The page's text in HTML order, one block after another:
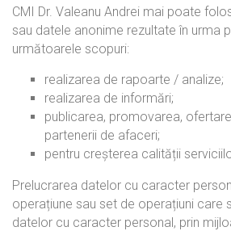
CMI Dr. Valeanu Andrei mai poate
sau datele anonime rezultate în urma
următoarele scopuri:
realizarea de rapoarte / analize;
realizarea de informări;
publicarea, promovarea,
partenerii de afaceri;
pentru creșterea calității
Prelucrarea datelor cu caracter
operațiune sau set de operațiuni care
datelor cu caracter personal, prin